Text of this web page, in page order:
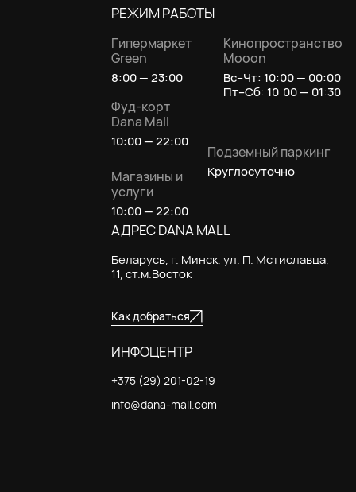
РЕЖИМ РАБОТЫ
Гипермаркет
Green
8:00 — 23:00
Фуд-корт
Dana Mall
10:00 — 22:00
Магазины и
услуги
10:00 — 22:00
Подземный паркинг
Круглосуточно
Кинопространство
Mooon
Вс–Чт: 10:00 — 00:00
Пт–Сб: 10:00 — 01:30
АДРЕС DANA MALL
Беларусь, г. Минск, ул. П. Мстиславца,
11, ст.м.Восток
Как добраться
ИНФОЦЕНТР
+375 (29) 201-02-19
info@dana-mall.com